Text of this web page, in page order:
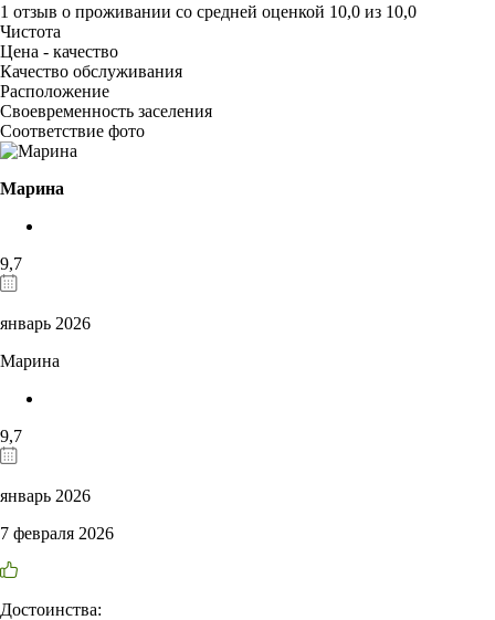
1 отзыв о проживании со средней оценкой 10,0 из 10,0
Чистота
Цена - качество
Качество обслуживания
Расположение
Своевременность заселения
Соответствие фото
Марина
9,7
январь 2026
Марина
9,7
январь 2026
7 февраля 2026
Достоинства: